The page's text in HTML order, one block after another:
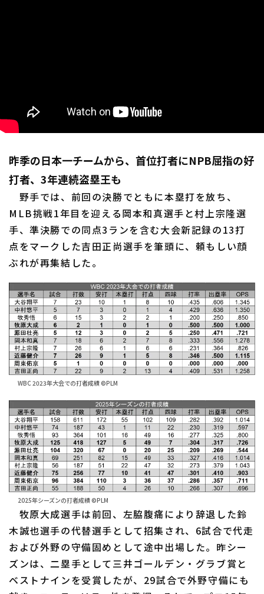
昨季の日本一チームから、首位打者にNPB屈指の好
打者、3年連続盗塁王も
野手では、前回の決勝でともに本塁打を放ち、
MLB挑戦1年目を迎える岡本和真選手と村上宗隆選
手、準決勝での同点3ランを含む大会新記録の13打
点をマークした吉田正尚選手を筆頭に、頼もしい顔
ぶれが再集結した。
WBC 2023年大会での打者成績 ©PLM
2025年シーズンの打者成績 ©PLM
牧原大成選手は前回、左脇腹痛により辞退した鈴
木誠也選手の代替選手として招集され、6試合で代走
および外野の守備固めとして途中出場した。昨シー
ズンは、二塁手として三井ゴールデン・グラブ賞と
ベストナインを受賞したが、29試合で外野守備にも